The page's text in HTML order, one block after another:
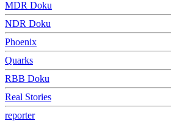
MDR Doku
NDR Doku
Phoenix
Quarks
RBB Doku
Real Stories
reporter